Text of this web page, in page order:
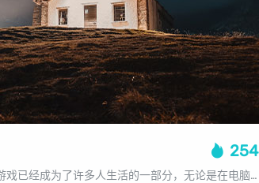
254
为什么玩游戏速度很慢？在当今社会，游戏已经成为了许多人生活的一部分，无论是在电脑上玩，还是手机上玩，或者是平板电脑上玩，我们都期待能够快速而流畅地玩游戏，尽管我们努力提升我们的设备性能，但是玩游戏的速度仍然比我们想象的要慢，...